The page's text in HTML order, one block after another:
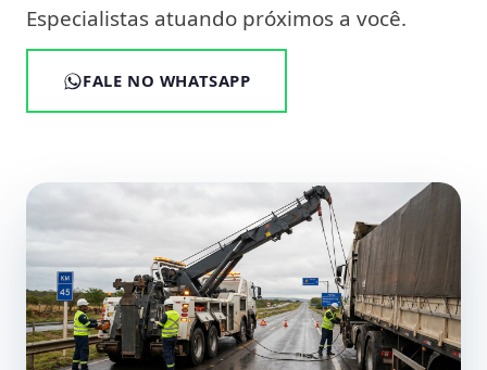
Especialistas atuando próximos a você.
FALE NO WHATSAPP